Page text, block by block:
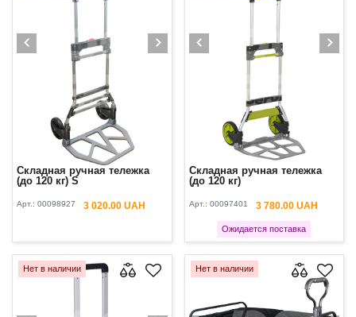
Cкладная ручная тележка
(до 120 кг) S
Арт.: 00098927 3 020.00 UAH
Cкладная ручная тележка
(до 120 кг)
Арт.: 00097401 3 780.00 UAH
Ожидается поставка
Нет в наличии Нет в наличии